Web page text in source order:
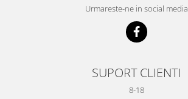
Urmareste-ne in social media
SUPORT CLIENTI
8-18